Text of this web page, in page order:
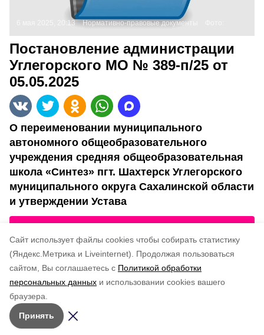
Cайт использует файлы cookies чтобы собирать статистику
(Яндекс.Метрика и Liveinternet).
Продолжая пользоваться
сайтом, Вы соглашаетесь с Политикой обработки
персональных данных и использовании cookies вашего
браузера.
Принять
Подписывайтесь на наш Telegram
канал
Рассказываем о главном в районе. Самая актуальная
и достоверная информация!
6 мая 2025, 20:13 Нормативно-правовые документы
Постановление администрации
Углегорского МО № 389-п/25 от
05.05.2025
О переименовании муниципального
автономного общеобразовательного
учреждения средняя общеобразовательная
школа «Синтез» пгт. Шахтерск Углегорского
муниципального округа Сахалинской области
и утверждении Устава
МО № 389-п/25 от 05.05.2025
Понравилась статья?
по оценке3 пользователей
5